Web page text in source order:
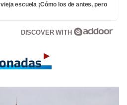
escuela ¡Cómo los de antes, pero
DISCOVER WITH